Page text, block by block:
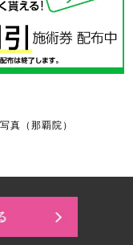
真（那覇院）